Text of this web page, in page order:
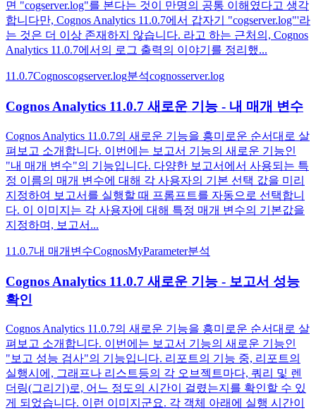
면 "cogserver.log"를 본다는 것이 만명의 공통 이해였다고 생각
합니다만, Cognos Analytics 11.0.7에서 갑자기 "cogserver.log"'라
는 것은 더 이상 존재하지 않습니다. 라고 하는 근처의, Cognos
Analytics 11.0.7에서의 로그 출력의 이야기를 정리했...
11.0.7Cognoscogserver.log분석cognosserver.log
Cognos Analytics 11.0.7 새로운 기능 - 내 매개 변수
Cognos Analytics 11.0.7의 새로운 기능을 흥미로운 순서대로 살
펴보고 소개합니다. 이번에는 보고서 기능의 새로운 기능인
"내 매개 변수"의 기능입니다. 다양한 보고서에서 사용되는 특
정 이름의 매개 변수에 대해 각 사용자의 기본 선택 값을 미리
지정하여 보고서를 실행할 때 프롬프트를 자동으로 선택합니
다. 이 이미지는 각 사용자에 대해 특정 매개 변수의 기본값을
지정하며, 보고서...
11.0.7내 매개변수CognosMyParameter분석
Cognos Analytics 11.0.7 새로운 기능 - 보고서 성능
확인
Cognos Analytics 11.0.7의 새로운 기능을 흥미로운 순서대로 살
펴보고 소개합니다. 이번에는 보고서 기능의 새로운 기능인
"보고 성능 검사"의 기능입니다. 리포트의 기능 중, 리포트의
실행시에, 그래프나 리스트등의 각 오브젝트마다, 쿼리 및 렌
더링(그리기)로, 어느 정도의 시간이 걸렸는지를 확인할 수 있
게 되었습니다. 이런 이미지군요. 각 객체 아래에 실행 시간이